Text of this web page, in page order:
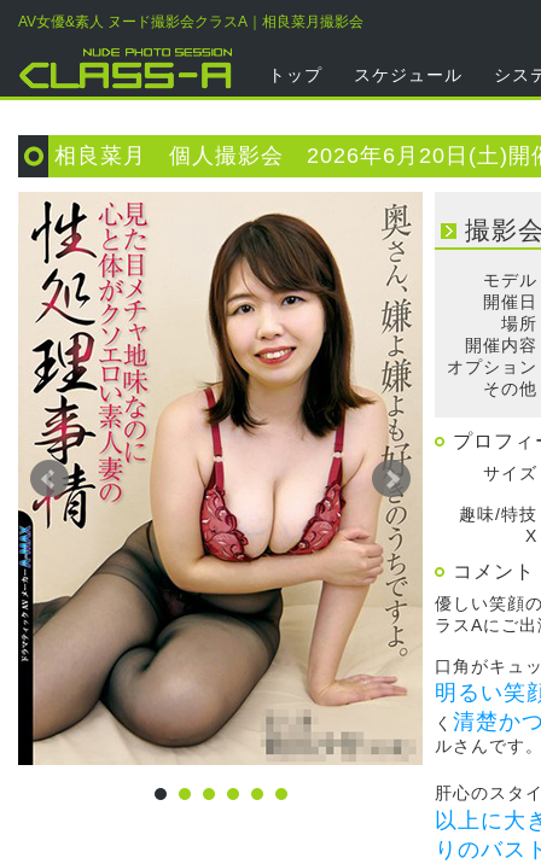
AV女優&素人 ヌード撮影会クラスA｜相良菜月撮影会
トップ スケジュール シス
相良菜月 個人撮影会 2026年6月20日(土)開
撮影
モデル
開催
場所
開催内容
オプション
その他
プロフィ
サイズ
趣味/特技
X
コメント
優しい笑顔
ラスAにご
口角がキュ
明るい笑
く 清楚か
ルさんです
肝心のスタ
以上に大
りのバス